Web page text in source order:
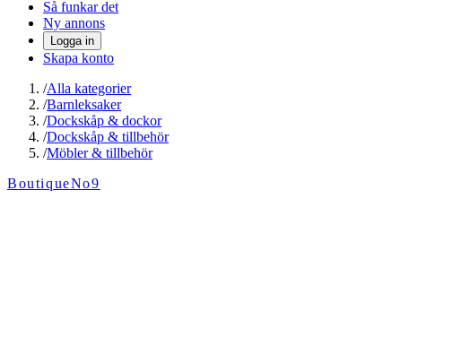
Så funkar det
Ny annons
Logga in
Skapa konto
/Alla kategorier
/Barnleksaker
/Dockskåp & dockor
/Dockskåp & tillbehör
/Möbler & tillbehör
BoutiqueNo9